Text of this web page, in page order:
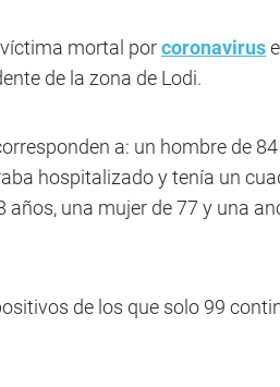
mortal porcoronavirus
de la zona de Lodi.
a: un hombre de
hospitalizado y tenía un
años, una mujer de 77 y una
de los que solo 99